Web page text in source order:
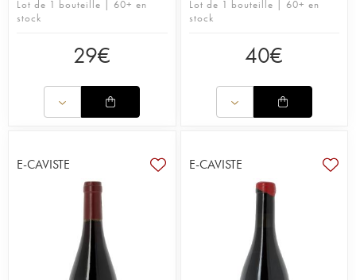
Lot de 1 bouteille | 60+ en
stock
29€
Lot de 1 bouteille | 60+ en
stock
40€
E-CAVISTE E-CAVISTE